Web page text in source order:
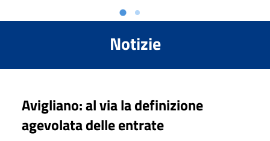
Notizie
Avigliano: al via la definizione
agevolata delle entrate